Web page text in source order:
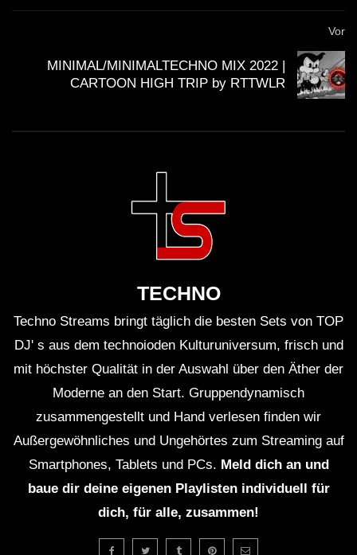
Vor
MINIMAL/MINIMALTECHNO MIX 2022 |
CARTOON HIGH TRIP by RTTWLR
TECHNO
Techno Streams bringt täglich die besten Sets von TOP
DJ' s aus dem technoioden Kulturuniversum, frisch und
mit höchster Qualität in der Auswahl über den Äther der
Moderne an den Start. Gruppendynamisch
zusammengestellt und Hand verlesen finden wir
Außergewöhnliches und Ungehörtes zum Streaming auf
Smartphones, Tablets und PCs. Meld dich an und
baue dir deine eigenen Playlisten individuell für
dich, für alle, zusammen!